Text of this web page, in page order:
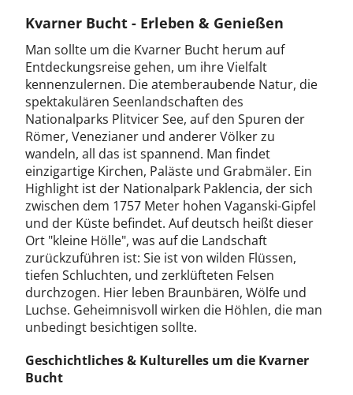
Kvarner Bucht - Erleben & Genießen
Man sollte um die Kvarner Bucht herum auf
Entdeckungsreise gehen, um ihre Vielfalt
kennenzulernen. Die atemberaubende Natur, die
spektakulären Seenlandschaften des
Nationalparks Plitvicer See, auf den Spuren der
Römer, Venezianer und anderer Völker zu
wandeln, all das ist spannend. Man findet
einzigartige Kirchen, Paläste und Grabmäler. Ein
Highlight ist der Nationalpark Paklencia, der sich
zwischen dem 1757 Meter hohen Vaganski-Gipfel
und der Küste befindet. Auf deutsch heißt dieser
Ort "kleine Hölle", was auf die Landschaft
zurückzuführen ist: Sie ist von wilden Flüssen,
tiefen Schluchten, und zerklüfteten Felsen
durchzogen. Hier leben Braunbären, Wölfe und
Luchse. Geheimnisvoll wirken die Höhlen, die man
unbedingt besichtigen sollte.
Geschichtliches & Kulturelles um die Kvarner
Bucht